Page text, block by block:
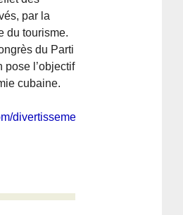
par la
du tourisme.
du Parti
pose l’objectif
cubaine.
divertissement/divertissement/